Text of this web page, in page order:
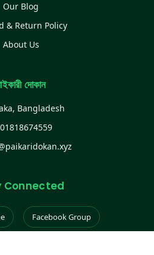
Our Blog
& Return Policy
About Us
দোকান
Bangladesh
01818674559
Connected
Facebook Group